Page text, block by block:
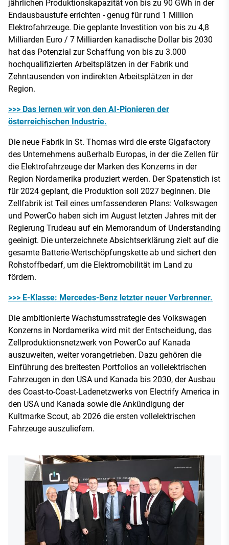
jährlichen Produktionskapazität von bis zu 90 GWh in der
Endausbaustufe errichten - genug für rund 1 Million
Elektrofahrzeuge. Die geplante Investition von bis zu 4,8
Milliarden Euro / 7 Milliarden kanadische Dollar bis 2030
hat das Potenzial zur Schaffung von bis zu 3.000
hochqualifizierten Arbeitsplätzen in der Fabrik und
Zehntausenden von indirekten Arbeitsplätzen in der
Region.
>>> Das lernen wir von den AI-Pionieren der
österreichischen Industrie.
Die neue Fabrik in St. Thomas wird die erste Gigafactory
des Unternehmens außerhalb Europas, in der die Zellen für
die Elektrofahrzeuge der Marken des Konzerns in der
Region Nordamerika produziert werden. Der Spatenstich ist
für 2024 geplant, die Produktion soll 2027 beginnen. Die
Zellfabrik ist Teil eines umfassenderen Plans: Volkswagen
und PowerCo haben sich im August letzten Jahres mit der
Regierung Trudeau auf ein Memorandum of Understanding
geeinigt. Die unterzeichnete Absichtserklärung zielt auf die
gesamte Batterie-Wertschöpfungskette ab und sichert den
Rohstoffbedarf, um die Elektromobilität im Land zu
fördern.
>>> E-Klasse: Mercedes-Benz letzter neuer Verbrenner.
Die ambitionierte Wachstumsstrategie des Volkswagen
Konzerns in Nordamerika wird mit der Entscheidung, das
Zellproduktionsnetzwerk von PowerCo auf Kanada
auszuweiten, weiter vorangetrieben. Dazu gehören die
Einführung des breitesten Portfolios an vollelektrischen
Fahrzeugen in den USA und Kanada bis 2030, der Ausbau
des Coast-to-Coast-Ladenetzwerks von Electrify America in
den USA und Kanada sowie die Ankündigung der
Kultmarke Scout, ab 2026 die ersten vollelektrischen
Fahrzeuge auszuliefern.